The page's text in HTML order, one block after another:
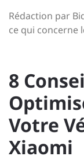
Rédaction par
ce qui concerne
8
Votre
Xiaomi